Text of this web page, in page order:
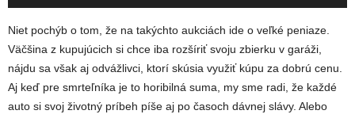
Niet pochýb o tom, že na takýchto aukciách ide o veľké peniaze.
Väčšina z kupujúcich si chce iba rozšíriť svoju zbierku v garáži,
nájdu sa však aj odvážlivci, ktorí skúsia využiť kúpu za dobrú cenu.
Aj keď pre smrteľníka je to horibilná suma, my sme radi, že každé
auto si svoj životný príbeh píše aj po časoch dávnej slávy. Alebo